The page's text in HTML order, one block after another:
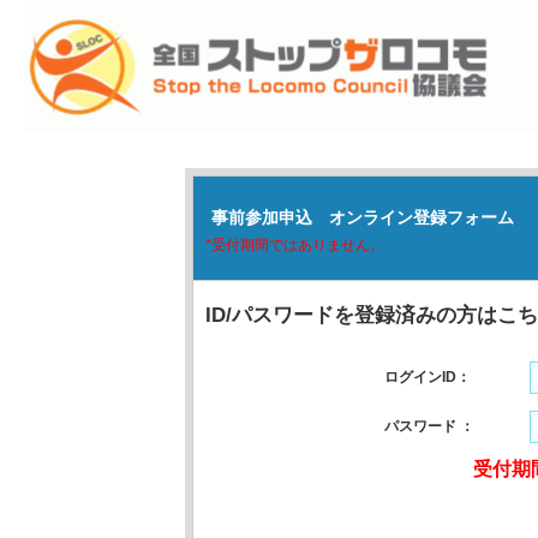
事前参加申込 オンライン登録フォーム
*受付期間ではありません。
ID/パスワードを登録済みの方はこ
ログインID：
パスワード ：
受付期